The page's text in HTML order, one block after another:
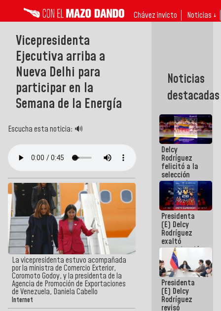
Chávez invicto Noticias ↓
Vicepresidenta
Ejecutiva arriba a
Nueva Delhi para
participar en la
Semana de la Energía
Escucha esta noticia: 🔊
La vicepresidenta estuvo acompañada
por la ministra de Comercio Exterior,
Coromoto Godoy, y la presidenta de la
Agencia de Promoción de Exportaciones
de Venezuela, Daniela Cabello
Internet
Noticias
destacadas
Delcy
Rodríguez
felicitó a la
selección
nacional
masculina
de voleibol
campeona
de la Copa
Panamericana
Sub-17
Presidenta
(E) Delcy
Rodríguez
exaltó
participación
de
Venezuela
en Juegos
Centroamericanos
y del Caribe
2026
Presidenta
(E) Delcy
Rodríguez
revisó